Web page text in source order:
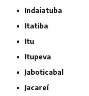
Indaiatuba
Itatiba
Itu
Itupeva
Jaboticabal
Jacareí